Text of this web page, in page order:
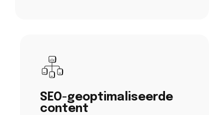
SEO-geoptimaliseerde
content